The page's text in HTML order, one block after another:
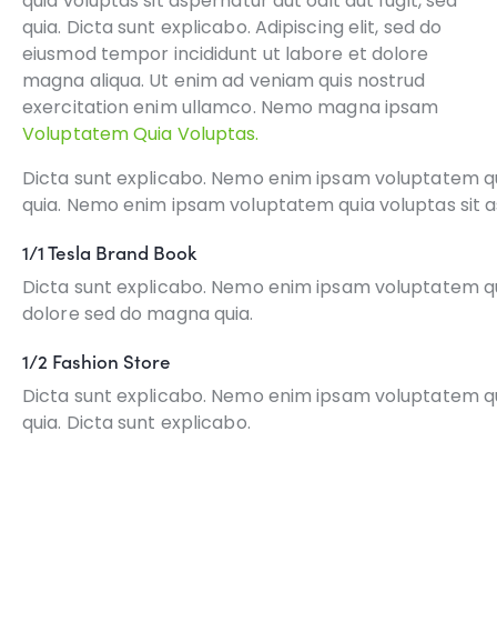
quia. Dicta sunt explicabo. Adipiscing elit, sed do
eiusmod tempor incididunt ut labore et dolore
magna aliqua. Ut enim ad veniam quis nostrud
exercitation enim ullamco. Nemo magna ipsam
Voluptatem Quia Voluptas.
Dicta sunt explicabo. Nemo enim ipsam voluptatem
quia. Nemo enim ipsam voluptatem quia voluptas sit
1/1 Tesla Brand Book
Dicta sunt explicabo. Nemo enim ipsam voluptatem
dolore sed do magna quia.
1/2 Fashion Store
Dicta sunt explicabo. Nemo enim ipsam voluptatem
quia. Dicta sunt explicabo.